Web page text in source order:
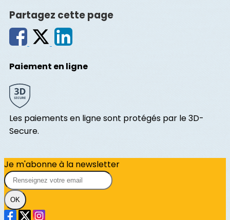
Partagez cette page
Paiement en ligne
Les paiements en ligne sont protégés par le 3D-
Secure.
Je m'abonne à la newsletter
OK